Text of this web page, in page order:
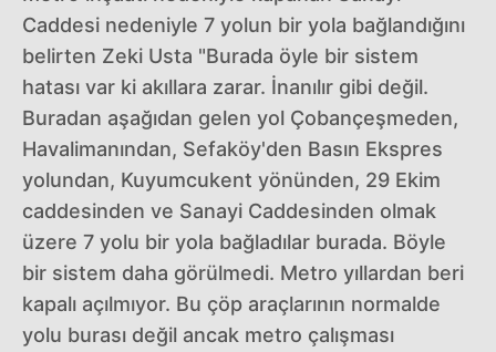
Caddesi nedeniyle 7 yolun bir yola bağlandığını
belirten Zeki Usta "Burada öyle bir sistem
hatası var ki akıllara zarar. İnanılır gibi değil.
Buradan aşağıdan gelen yol Çobançeşmeden,
Havalimanından, Sefaköy'den Basın Ekspres
yolundan, Kuyumcukent yönünden, 29 Ekim
caddesinden ve Sanayi Caddesinden olmak
üzere 7 yolu bir yola bağladılar burada. Böyle
bir sistem daha görülmedi. Metro yıllardan beri
kapalı açılmıyor. Bu çöp araçlarının normalde
yolu burası değil ancak metro çalışması